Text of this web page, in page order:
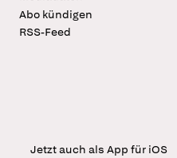
Abo kündigen
RSS-Feed
Jetzt auch als App für iOS